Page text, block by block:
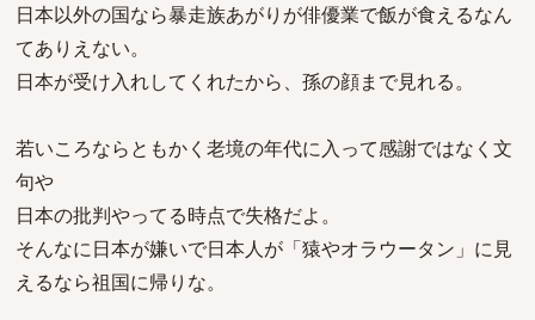
日本以外の国なら暴走族あがりが俳優業で飯が食えるなん
てありえない。
日本が受け入れしてくれたから、孫の顔まで見れる。
若いころならともかく老境の年代に入って感謝ではなく文
句や
日本の批判やってる時点で失格だよ。
そんなに日本が嫌いで日本人が「猿やオラウータン」に見
えるなら祖国に帰りな。